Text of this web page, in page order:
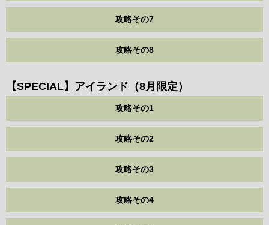
攻略その7
攻略その8
【SPECIAL】アイランド（8月限定）
攻略その1
攻略その2
攻略その3
攻略その4